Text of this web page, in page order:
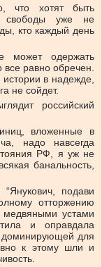
что хотят быть
свободы уже не
кто каждый день
может одержать
все равно обречен.
в надежде,
не сойдет.
российский
вложенные в
надо навсегда
РФ, я уж не
банальность,
подави
отторжению
устами
и оправдала
доминирующей для
к этому шли и